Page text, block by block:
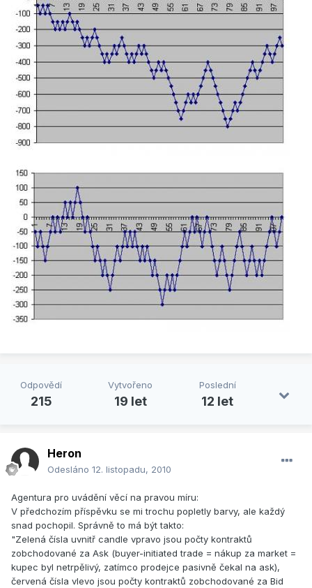
Odpovědí
215
Vytvořeno
19 let
Poslední
12 let
Heron
Odesláno 12. listopadu, 2010
Agentura pro uvádění věcí na pravou míru:
V předchozím příspěvku se mi trochu popletly barvy, ale každý
snad pochopil. Správně to má být takto:
"Zelená čísla uvnitř candle vpravo jsou počty kontraktů
zobchodované za Ask (buyer-initiated trade = nákup za market =
kupec byl netrpělivý, zatímco prodejce pasivně čekal na ask),
červená čísla vlevo jsou počty kontraktů zobchodované za Bid